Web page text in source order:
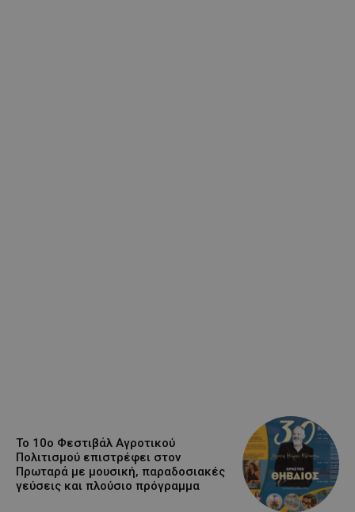
Το 10ο Φεστιβάλ Αγροτικού
Πολιτισμού επιστρέφει στον
Πρωταρά με μουσική, παραδοσιακές
γεύσεις και πλούσιο πρόγραμμα